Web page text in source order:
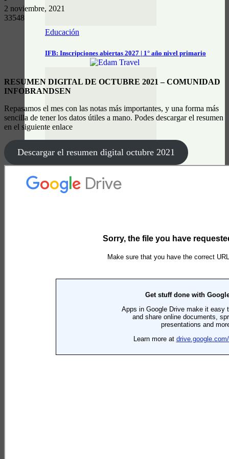
Educación
IFB: Inscripciones abiertas 2027 | 1° año nivel primario
Instituciones
2 noviembre, 2021
33548
RESUMEN DIGITAL DE OCTUBRE 2021 – COMUNIDAD
INFOBRANDSEN
Repasamos el mes con las notas más importantes, y una forma más
sencilla de tener los datos útiles a mano. Podes descargar el resumen
en el siguiente enlace
Descargar el resumen digital octubre 2021